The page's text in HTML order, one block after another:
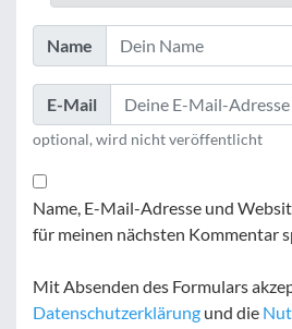
Name
E-Mail
optional, wird nicht veröffentlicht
Name, E-Mail-Adresse und
für meinen nächsten Kommentar
Mit Absenden des Formulars
Datenschutzerklärung und die